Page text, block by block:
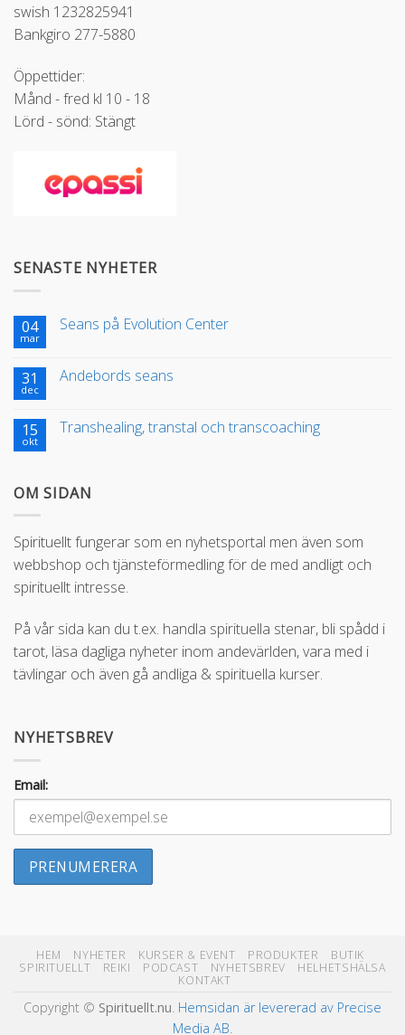
swish 1232825941
Bankgiro 277-5880
Öppettider:
Månd - fred kl 10 - 18
Lörd - sönd: Stängt
SENASTE NYHETER
04
mar
Seans på Evolution Center
31
dec
Andebords seans
15
okt
Transhealing, transtal och transcoaching
OM SIDAN
Spirituellt fungerar som en nyhetsportal men även som
webbshop och tjänsteförmedling för de med andligt och
spirituellt intresse.
På vår sida kan du t.ex. handla spirituella stenar, bli spådd i
tarot, läsa dagliga nyheter inom andevärlden, vara med i
tävlingar och även gå andliga & spirituella kurser.
NYHETSBREV
Email:
HEM NYHETER KURSER & EVENT PRODUKTER
BUTIK
SPIRITUELLT
REIKI PODCAST NYHETSBREV
HELHETSHÄLSA
KONTAKT
Copyright © Spirituellt.nu Hemsidan är levererad av Precise
Media AB